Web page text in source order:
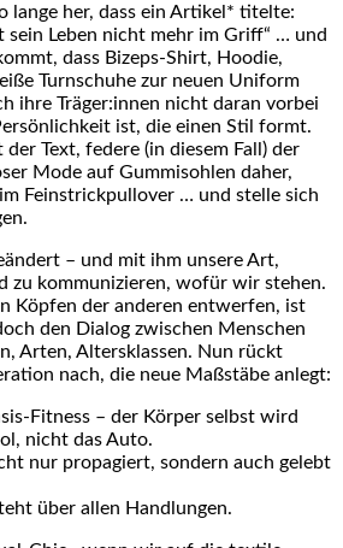
lange her, dass ein Artikel* titelte:
sein Leben nicht mehr im Griff“ … und
dass Bizeps-Shirt, Hoodie,
Turnschuhe zur neuen Uniform
ihre Träger:innen nicht daran vorbei
ist, die einen Stil formt.
Text, federe (in diesem Fall) der
Mode auf Gummisohlen daher,
Feinstrickpullover … und stelle sich
– und mit ihm unsere Art,
zu kommunizieren, wofür wir stehen.
Köpfen der anderen entwerfen, ist
den Dialog zwischen Menschen
Arten, Altersklassen. Nun rückt
nach, die neue Maßstäbe anlegt:
Fitness – der Körper selbst wird
nicht das Auto.
nur propagiert, sondern auch gelebt
über allen Handlungen.